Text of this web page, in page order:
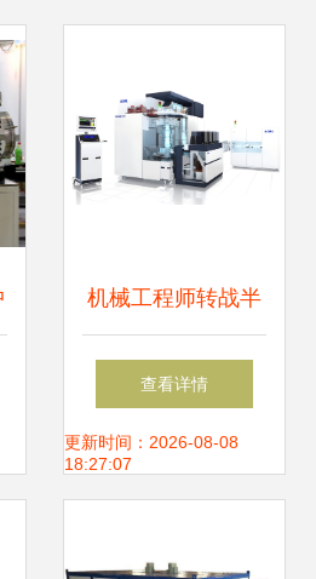
机械工程师转战半
导体设备研发与数
控机床销售 两大高
查看详情
更新时间：2026-08-08
18:27:07